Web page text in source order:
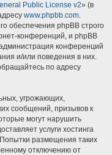
Public License v2» (в
www.phpbb.com.
обеспечения phpBB строго
конференций, и phpBB
конференций
и/или поведения в них.
по адресу
угрожающих,
сообщений, призывов к
могут нарушить
услуги хостинга
размещения таких
отключению от